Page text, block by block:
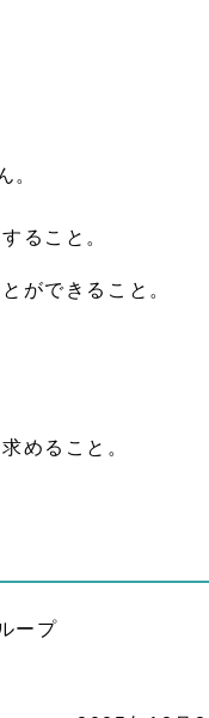
。
ること。
ができること。
めること。
ープ